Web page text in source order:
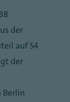
der
auf 54
der